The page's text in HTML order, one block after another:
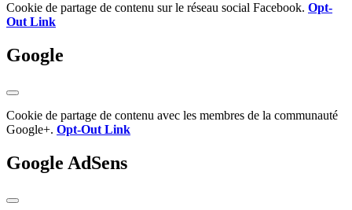
Cookie de partage de contenu sur le réseau social Facebook. Opt-
Out Link
Google
Cookie de partage de contenu avec les membres de la communauté
Google+. Opt-Out Link
Google AdSens